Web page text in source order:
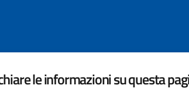
le informazioni su questa